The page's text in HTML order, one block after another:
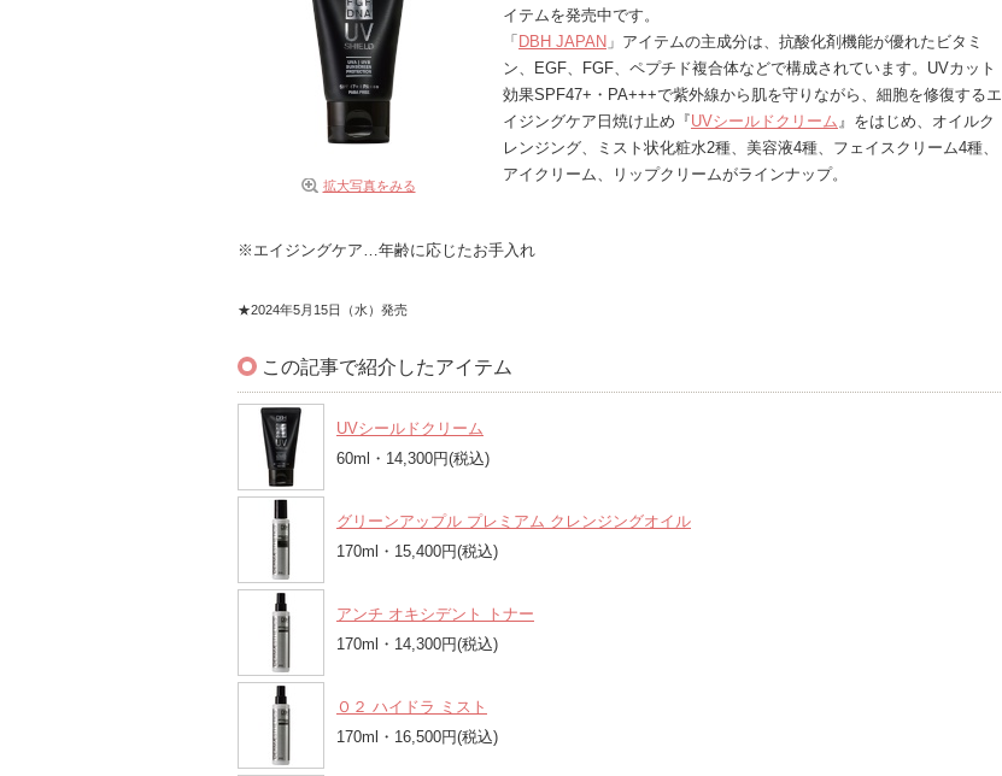
拡大写真をみる
イテムを発売中です。
「 DBH JAPAN 」アイテムの主成分は、抗酸化剤機能が優れたビタミ
ン、EGF、FGF、ペプチド複合体などで構成されています。UVカット
効果SPF47+・PA+++で紫外線から肌を守りながら、細胞を修復するエ
イジングケア日焼け止め『UVシールドクリーム』をはじめ、オイルク
レンジング、ミスト状化粧水2種、美容液4種、フェイスクリーム4種、
アイクリーム、リップクリームがラインナップ。
※エイジングケア…年齢に応じたお手入れ
★2024年5月15日（水）発売
この記事で紹介したアイテム
UVシールドクリーム
60ml・14,300円(税込)
グリーンアップル プレミアム クレンジングオイル
170ml・15,400円(税込)
アンチ オキシデント トナー
170ml・14,300円(税込)
Ｏ２ ハイドラ ミスト
170ml・16,500円(税込)